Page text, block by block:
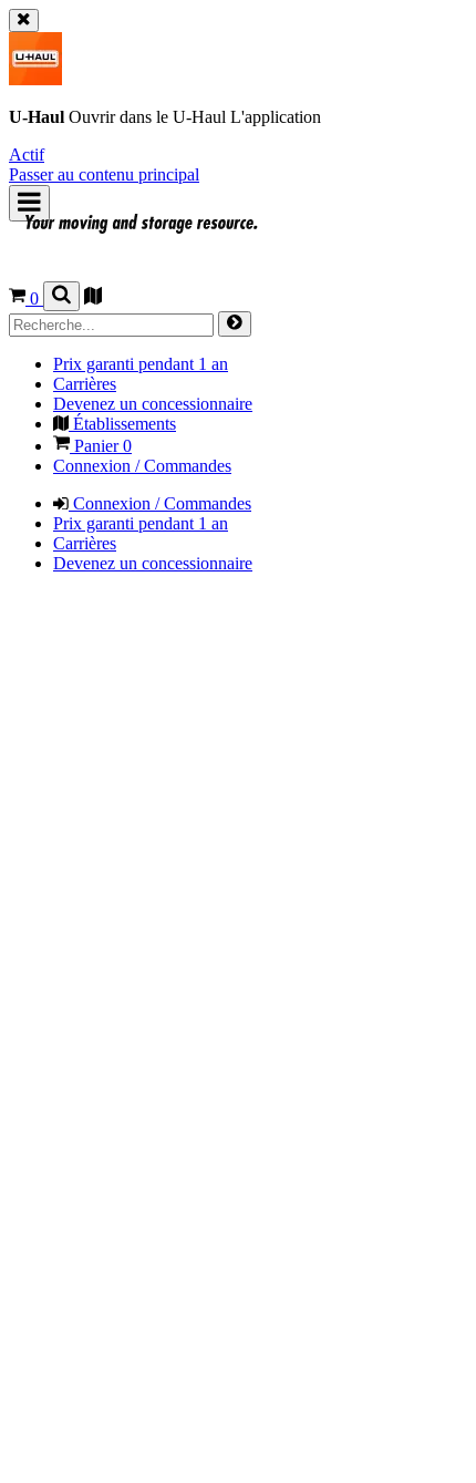
U-Haul Ouvrir dans le U-Haul L'application
Actif
Passer au contenu principal
0
Prix garanti pendant 1 an
Carrières
Devenez un concessionnaire
Établissements
Panier0
Connexion / Commandes
Connexion / Commandes
Prix garanti pendant 1 an
Carrières
Devenez un concessionnaire